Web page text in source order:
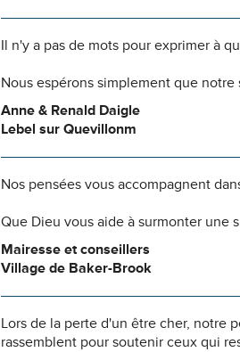
Il n'y a pas de mots pour exprimer à
Nous espérons simplement que
Anne & Renald Daigle
Lebel sur Quevillonm
Nos pensées vous accompagnent
Que Dieu vous aide à surmonter une
Mairesse et conseillers
Village de Baker-Brook
Lors de la perte d'un être cher, notre
rassemblent pour soutenir ceux qui